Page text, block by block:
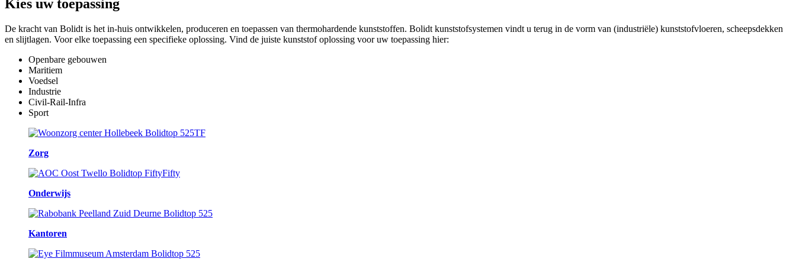
Kies uw toepassing
De kracht van Bolidt is het in-huis ontwikkelen, produceren en toepassen van thermohardende kunststoffen. Bolidt kunststofsystemen vindt u terug in de vorm van (industriële) kunststofvloeren, scheepsdekken
en slijtlagen. Voor elke toepassing een specifieke oplossing. Vind de juiste kunststof oplossing voor uw toepassing hier:
Openbare gebouwen
Maritiem
Voedsel
Industrie
Civil-Rail-Infra
Sport
Zorg
Onderwijs
Kantoren